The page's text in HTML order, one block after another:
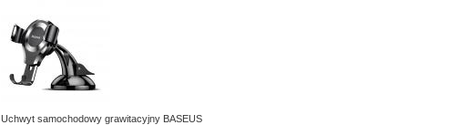
Uchwyt samochodowy grawitacyjny BASEUS